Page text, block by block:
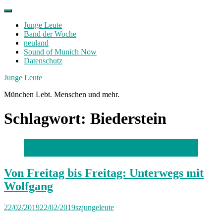
Skip
contentJunge Leute
Band der Woche
neuland
Sound of Munich Now
Datenschutz
Facebook
Twitter
Instagram
Junge Leute
München Lebt. Menschen und mehr.
Schlagwort: Biederstein
Von Freitag bis Freitag: Unterwegs mit
Wolfgang
22/02/201922/02/2019szjungeleute